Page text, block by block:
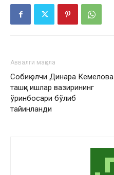
Аввалги мақола
Собиқ элчи Динара Кемелова
ташқи ишлар вазирининг
ўринбосари бўлиб
тайинланди